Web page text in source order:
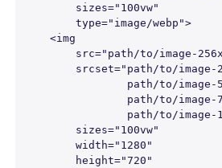
        sizes="100vw"
        type="image/webp">
    <img
src="path/to/image-
srcset="path/to/image-
path/to/image-
path/to/image-
path/to/
        sizes="100vw"
        width="1280"
        height="720"